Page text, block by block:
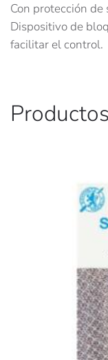
Con protección
Dispositivo de
facilitar el control.